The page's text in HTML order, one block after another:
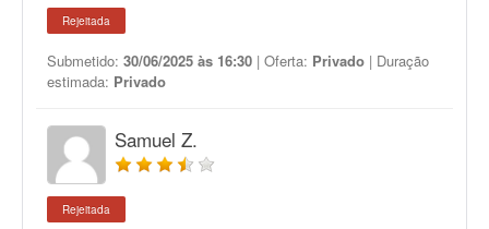
Rejeitada
Submetido: 30/06/2025 às 16:30 | Oferta: Privado | Duração
estimada: Privado
Samuel Z.
Rejeitada